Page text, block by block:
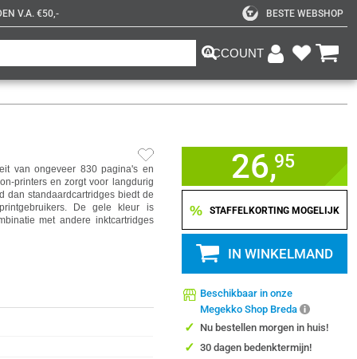
V.A. €50,- BESTE WEBSHOP
ACCOUNT
van ongeveer 830 pagina's en
printers en zorgt voor langdurig
dan standaardcartridges biedt de
De gele kleur is
met andere inktcartridges
26,95
% STAFFELKORTING MOGELIJK
IN WINKELMAND
Beschikbaar in onze
Megekko Shop Breda
✓ Nu bestellen morgen in huis!
✓ 30 dagen bedenktermijn!